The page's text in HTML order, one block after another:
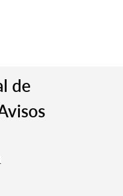
de